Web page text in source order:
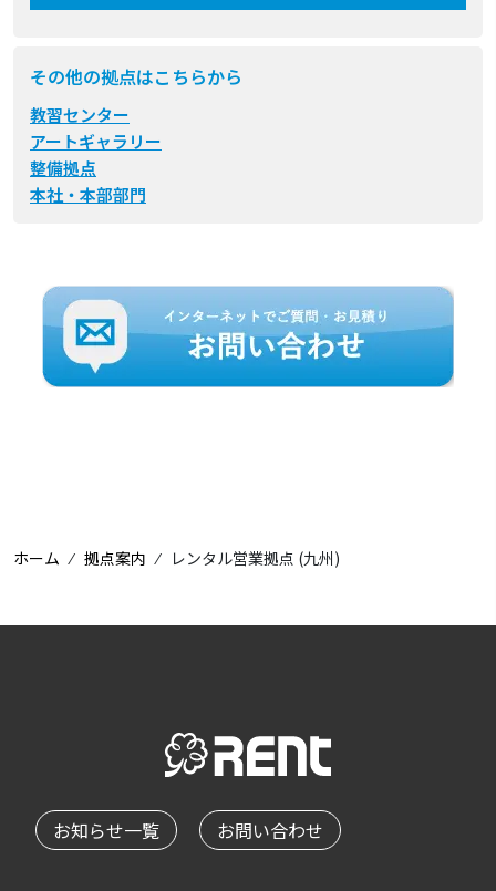
その他の拠点はこちらから
教習センター
アートギャラリー
整備拠点
本社・本部部門
ホーム ⁄ 拠点案内 ⁄ レンタル営業拠点 (九州)
お知らせ一覧 お問い合わせ